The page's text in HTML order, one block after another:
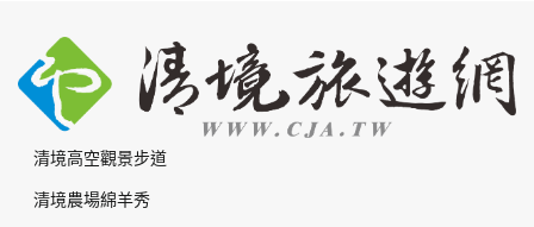
清境高空觀景步道
清境農場綿羊秀